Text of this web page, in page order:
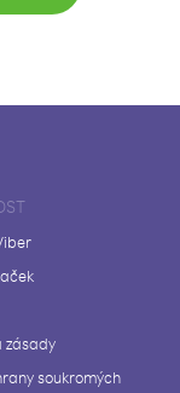
zásady
soukromých